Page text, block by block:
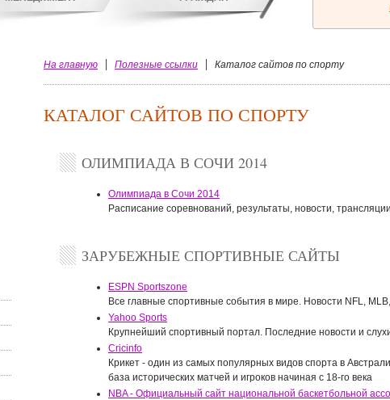
На главную Полезные ссылки Каталог сайтов по спорту
КАТАЛОГ САЙТОВ ПО СПОРТУ
ОЛИМПИАДА В СОЧИ 2014
Олимпиада в Сочи 2014
Расписание соревнований, результаты, новости, трансляции
ЗАРУБЕЖНЫЕ СПОРТИВНЫЕ САЙТЫ
ESPN Sportszone
Все главные спортивные события в мире. Новости NFL,
Yahoo Sports
Крупнейший спортивный портал. Последние новости и
Cricinfo
Крикет - один из самых популярных видов спорта в
база исторических матчей и игроков начиная с 18-го века
NBA - Официальный сайт национальной баскетбольной